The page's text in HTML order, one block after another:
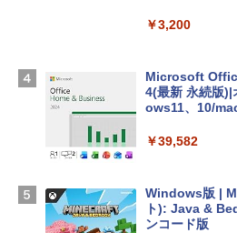
TB SSDストレ
￥278,800
【
￥129,800
￥3,200
Microsoft
4(最新 永続版)|
ows11、10/
￥39,582
Windows版 |
ト): Java &
ンコード版